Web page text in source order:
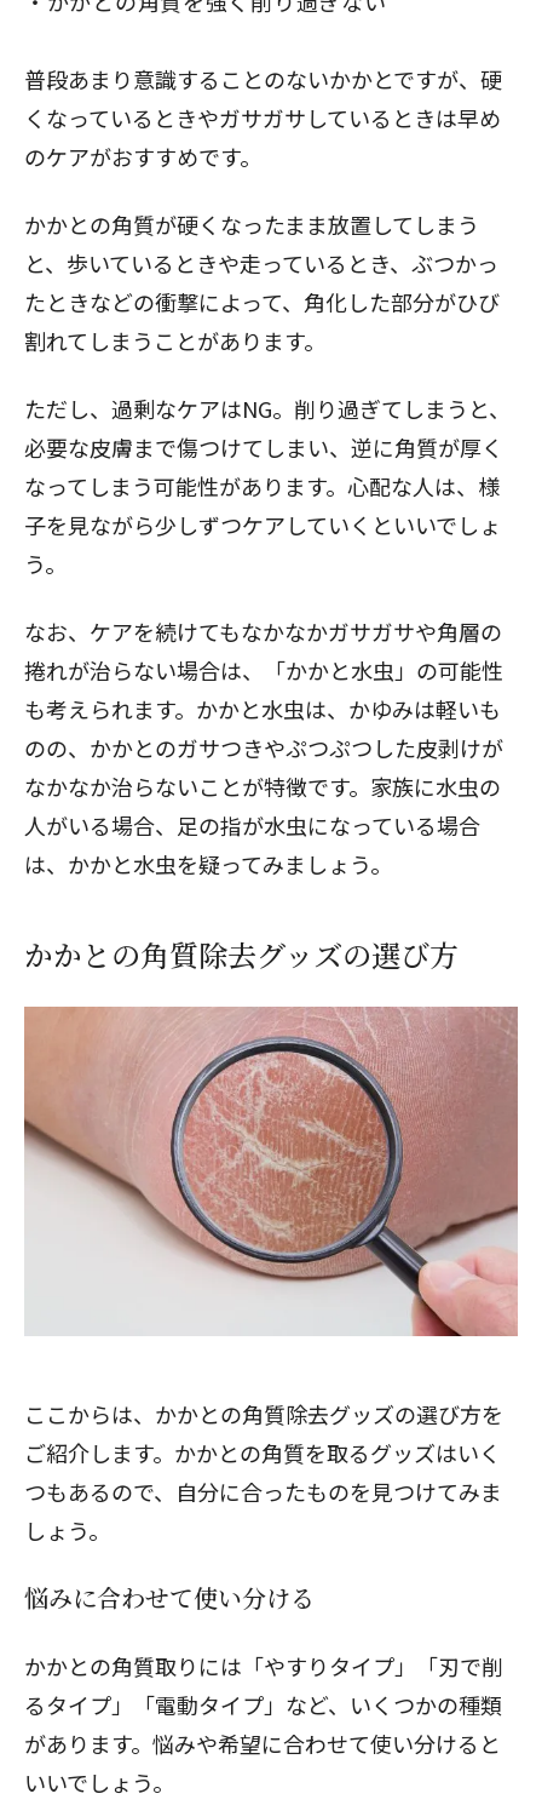
普段あまり意識することのないかかとですが、硬
くなっているときやガサガサしているときは早め
のケアがおすすめです。
かかとの角質が硬くなったまま放置してしまう
と、歩いているときや走っているとき、ぶつかっ
たときなどの衝撃によって、角化した部分がひび
割れてしまうことがあります。
ただし、過剰なケアはNG。削り過ぎてしまうと、
必要な皮膚まで傷つけてしまい、逆に角質が厚く
なってしまう可能性があります。心配な人は、様
子を見ながら少しずつケアしていくといいでしょ
う。
なお、ケアを続けてもなかなかガサガサや角層の
捲れが治らない場合は、「かかと水虫」の可能性
も考えられます。かかと水虫は、かゆみは軽いも
のの、かかとのガサつきやぷつぷつした皮剥けが
なかなか治らないことが特徴です。家族に水虫の
人がいる場合、足の指が水虫になっている場合
は、かかと水虫を疑ってみましょう。
かかとの角質除去グッズの選び方
ここからは、かかとの角質除去グッズの選び方を
ご紹介します。かかとの角質を取るグッズはいく
つもあるので、自分に合ったものを見つけてみま
しょう。
悩みに合わせて使い分ける
かかとの角質取りには「やすりタイプ」「刃で削
るタイプ」「電動タイプ」など、いくつかの種類
があります。悩みや希望に合わせて使い分けると
いいでしょう。
閉じる